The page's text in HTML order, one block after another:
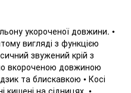
укороченої довжини. •
вигляді з функцією
звужений крій з
вкороченою довжиною
та блискавкою • Косі
кишені на сідницях. •